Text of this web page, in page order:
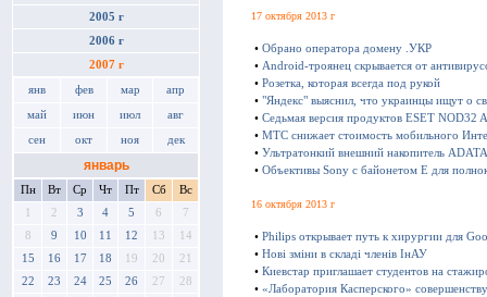
2005 г
2006 г
2007 г
янв фев мар апр
май июн июл авг
сен окт ноя дек
январь
Пн Вт Ср Чт Пт Сб
Вс
1
2 3 4 5 6
7
8
9 10 11 12 13
14
15
16 17 18 19 20
21
22
23 24 25 26 27
28
17 октября 2013 г
• Обрано оператора домену .УКР
• Android-троянец скрывается от
• Розетка, которая всегда под рукой
• "Яндекс" выяснил, что украинцы ищут о
• Седьмая версия продуктов ESET NOD32
• МТС снижает стоимость мобильного
• Ультратонкий внешний накопитель
• Объективы Sony с байонетом E для
16 октября 2013 г
• Philips открывает путь к хирургии для
• Нові зміни в складі членів ІнАУ
• Киевстар приглашает студентов на
• «Лаборатория Касперского»